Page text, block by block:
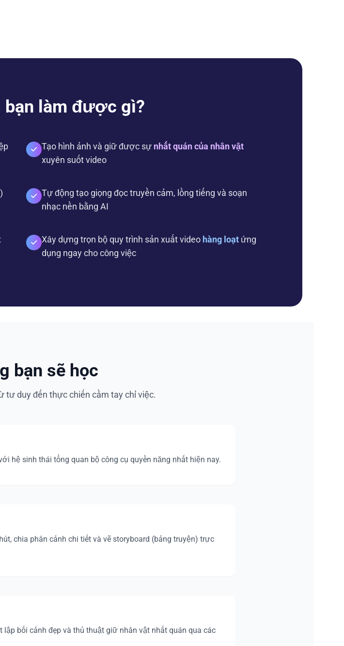
bạn làm được gì?
Tạo hình ảnh và giữ được sự nhất quán của nhân vật
xuyên suốt video
Tự động tạo giọng đọc truyền cảm, lồng tiếng và soạn
nhạc nền bằng AI
Xây dựng trọn bộ quy trình sản xuất video hàng loạt ứng
dụng ngay cho công việc
bạn sẽ học
tư duy đến thực chiến cầm tay chỉ việc.
hệ sinh thái tổng quan bộ công cụ quyền năng nhất hiện nay.
chia phân cảnh chi tiết và vẽ storyboard (bảng truyện) trực
lập bối cảnh đẹp và thủ thuật giữ nhân vật nhất quán qua các